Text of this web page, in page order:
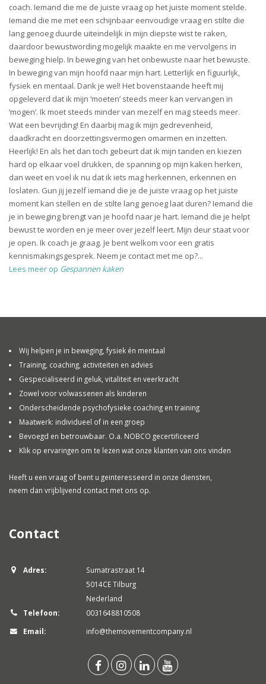
coach. Iemand die me de juiste vraag op het juiste moment stelde.
Iemand die me met een schijnbaar eenvoudige vraag en stilte die
lang genoeg duurde uiteindelijk in mijn diepste wist te raken,
daardoor bewustwording mogelijk maakte en me vervolgens in
beweging hielp. In beweging van het onbewuste naar het bewuste.
In beweging van mijn hoofd naar mijn hart. Letterlijk en figuurlijk,
fysiek en mentaal. Dank je wel! Het bovenstaande heeft mij
opgeleverd dat ik mijn ‘moeten’ steeds meer kan vervangen in
‘mogen’. Ik moet steeds minder van mezelf en mag steeds meer.
Wat een bevrijding! En daarbij mag ik mijn gedrevenheid,
daadkracht en doorzettingsvermogen omarmen en inzetten.
Heerlijk! En als het dan toch gebeurt dat ik mijn tanden en kiezen
hard op elkaar voel drukken, de spanning op mijn kaken herken,
dan weet en voel ik nu dat ik iets mag herkennen, erkennen en
loslaten. Gun jij jezelf iemand die je de juiste vraag op het juiste
moment kan stellen en de stilte lang genoeg laat duren? Iemand die
je in beweging brengt van je hoofd naar je hart. Iemand die je helpt
bewust te worden en je meer over jezelf leert. Mijn deur staat voor
je open. Ik coach je graag. Je bent welkom voor een gratis
kennismakingsgesprek. Neem je contact met me op?...
Lees meer op Gespannen kaken
Wij helpen je in beweging, fysiek én mentaal
Training, coaching, activiteiten en advies
Gespecialiseerd in geluk, vitaliteit en veerkracht
Zowel voor volwassenen als kinderen
Onderscheidende psychofysieke coaching en training
Maatwerk: individueel of in een groep
Bevoegd en betrouwbaar. O.a. NOBCO gecertificeerd
Klik op ervaringen om te lezen wat onze klanten van ons vinden
Heeft u een vraag of bent u geinteresseerd in onze diensten,
neem dan vrijblijvend contact met ons op.
Contact
Adres:
Sumatrastraat 14
5014CE Tilburg
Nederland
Telefoon:
0031648810508
Email:
info@themovementcompany.nl